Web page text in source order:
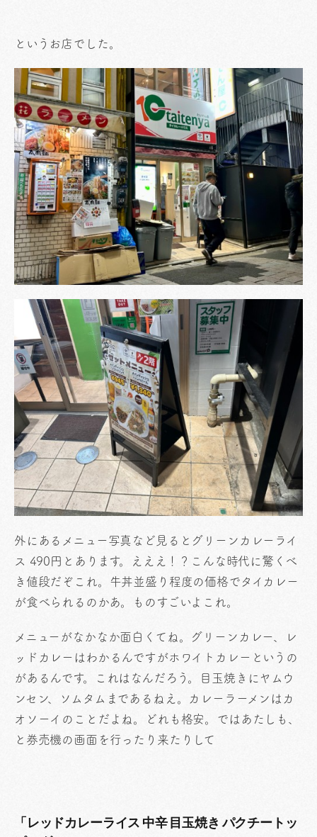
というお店でした。
外にあるメニュー写真など見るとグリーンカレーライ
ス 490円とあります。えええ！？こんな時代に驚くべ
き値段だぞこれ。牛丼並盛り程度の価格でタイカレー
が食べられるのかあ。ものすごいよこれ。
メニューがなかなか面白くてね。グリーンカレー、レ
ッドカレーはわかるんですがホワイトカレーというの
があるんです。これはなんだろう。目玉焼きにヤムウ
ンセン、ソムタムまであるねえ。カレーラーメンはカ
オソーイのことだよね。どれも格安。ではあたしも、
と券売機の画面を行ったり来たりして
「レッドカレーライス 中辛 目玉焼き パクチートッ